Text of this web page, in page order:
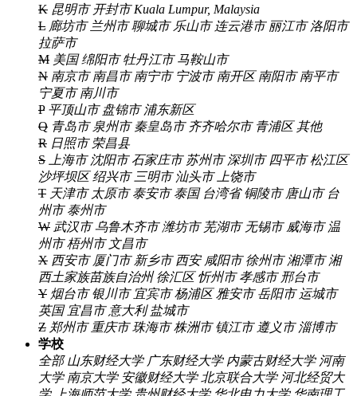
K 昆明市 开封市 Kuala Lumpur, Malaysia
L 廊坊市 兰州市 聊城市 乐山市 连云港市 丽江市 洛阳市
拉萨市
M 美国 绵阳市 牡丹江市 马鞍山市
N 南京市 南昌市 南宁市 宁波市 南开区 南阳市 南平市
宁夏市 南川市
P 平顶山市 盘锦市 浦东新区
Q 青岛市 泉州市 秦皇岛市 齐齐哈尔市 青浦区 其他
R 日照市 荣昌县
S
上海市 沈阳市 石家庄市 苏州市 深圳市 四平市 松江区
沙坪坝区 绍兴市 三明市 汕头市
上饶市
T 天津市 太原市 泰安市 泰国 台湾省 铜陵市 唐山市 台
州市 泰州市
W 武汉市 乌鲁木齐市 潍坊市 芜湖市 无锡市 威海市 温
州市 梧州市 文昌市
X 西安市 厦门市 新乡市 西安 咸阳市 徐州市 湘潭市 湘
西土家族苗族自治州 徐汇区 忻州市 孝感市 邢台市
Y 烟台市 银川市 宜宾市 杨浦区 雅安市 岳阳市 运城市
英国 宜昌市 意大利 盐城市
Z 郑州市 重庆市 珠海市 株洲市 镇江市 遵义市 淄博市
学校
全部 山东财经大学 广东财经大学 内蒙古财经大学 河南
大学 南京大学 安徽财经大学 北京联合大学 河北经贸大